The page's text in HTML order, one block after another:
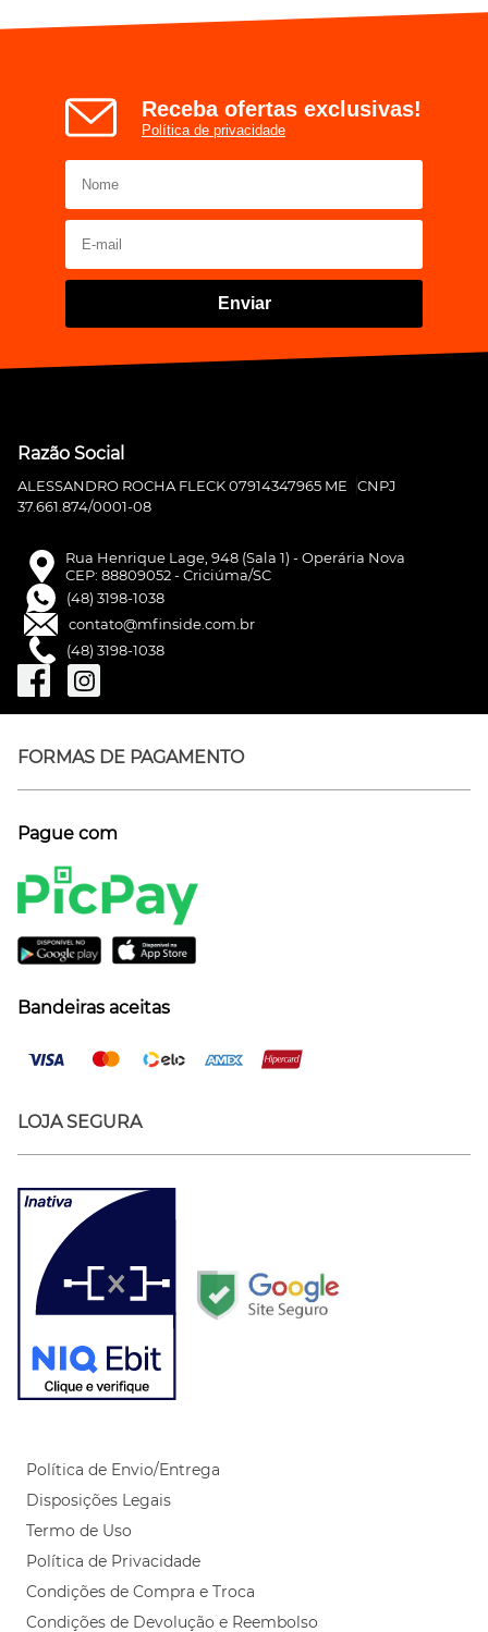
Receba ofertas exclusivas!
Política de privacidade
Enviar
Razão Social
ALESSANDRO ROCHA FLECK 07914347965 ME
CNPJ
37.661.874/0001-08
Rua Henrique Lage, 948 (Sala 1) - Operária Nova
CEP: 88809052 - Criciúma/SC
(48) 3198-1038
contato@mfinside.com.br
(48) 3198-1038
FORMAS DE PAGAMENTO
Pague com
Bandeiras aceitas
LOJA SEGURA
Política de Envio/Entrega
Disposições Legais
Termo de Uso
Política de Privacidade
Condições de Compra e Troca
Condições de Devolução e Reembolso